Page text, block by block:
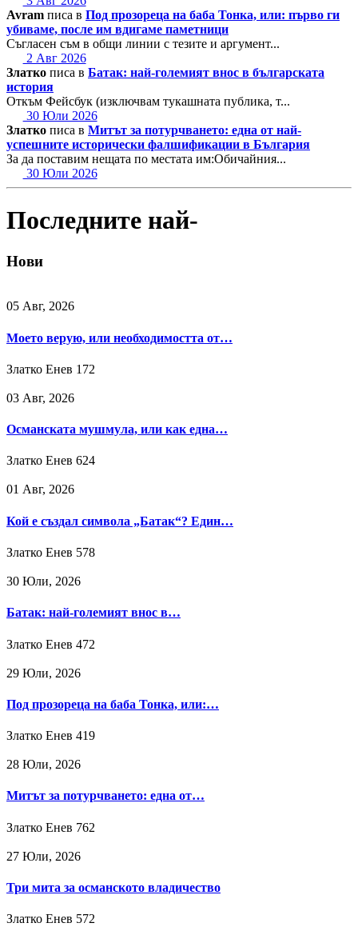
Avram писа в Под прозореца на баба Тонка, или: първо ги
убиваме, после им вдигаме паметници
Съгласен съм в общи линии с тезите и аргумент...
2 Авг 2026
Златко писа в Батак: най-големият внос в българската
история
Откъм Фейсбук (изключвам тукашната публика, т...
30 Юли 2026
Златко писа в Митът за потурчването: една от най-
успешните исторически фалшификации в България
За да поставим нещата по местата им:Обичайния...
30 Юли 2026
Последните най-
Нови
05 Авг, 2026
Моето верую, или необходимостта от…
Златко Енев 172
03 Авг, 2026
Османската мушмула, или как една…
Златко Енев 624
01 Авг, 2026
Кой е създал символа „Батак“? Един…
Златко Енев 578
30 Юли, 2026
Батак: най-големият внос в…
Златко Енев 472
29 Юли, 2026
Под прозореца на баба Тонка, или:…
Златко Енев 419
28 Юли, 2026
Митът за потурчването: една от…
Златко Енев 762
27 Юли, 2026
Три мита за османското владичество
Златко Енев 572